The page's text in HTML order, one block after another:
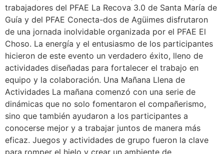
trabajadores del PFAE La Recova 3.0 de Santa María de
Guía y del PFAE Conecta-dos de Agüimes disfrutaron
de una jornada inolvidable organizada por el PFAE El
Choso. La energía y el entusiasmo de los participantes
hicieron de este evento un verdadero éxito, lleno de
actividades diseñadas para fortalecer el trabajo en
equipo y la colaboración. Una Mañana Llena de
Actividades La mañana comenzó con una serie de
dinámicas que no solo fomentaron el compañerismo,
sino que también ayudaron a los participantes a
conocerse mejor y a trabajar juntos de manera más
eficaz. Juegos y actividades de grupo fueron la clave
para romper el hielo y crear un ambiente de